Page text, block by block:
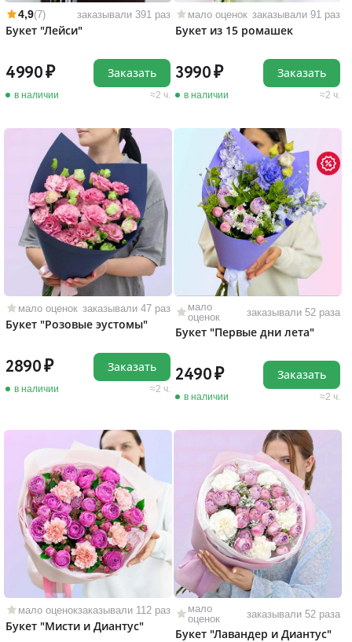
4,9(7) заказывали 391 раз
Букет "Лейси"
4990
в наличии 2 ч.
Заказать
мало оценок заказывали 91 раз
Букет из 15 ромашек
3990
в наличии 2 ч.
Заказать
мало оценок заказывали 47 раз
Букет "Розовые эустомы"
2890
в наличии 2 ч.
Заказать
мало
оценок
заказывали 52 раза
Букет "Первые дни лета"
2490
в наличии 2 ч.
Заказать
мало оценокзаказывали 112 раз
Букет "Мисти и Диантус"
мало
оценок
заказывали 52 раза
Букет "Лавандер и Диантус"